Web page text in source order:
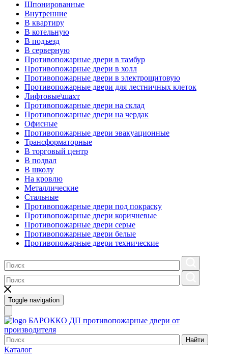
Шпонированные
Внутренние
В квартиру
В котельную
В подъезд
В серверную
Противопожарные двери в тамбур
Противопожарные двери в холл
Противопожарные двери в электрощитовую
Противопожарные двери для лестничных клеток
Лифтовые\шахт
Противопожарные двери на склад
Противопожарные двери на чердак
Офисные
Противопожарные двери эвакуационные
Трансформаторные
В торговый центр
В подвал
В школу
На кровлю
Металлические
Стальные
Противопожарные двери под покраску
Противопожарные двери коричневые
Противопожарные двери серые
Противопожарные двери белые
Противопожарные двери технические
Toggle navigation
БАРОККО ДП противопожарные двери от
производителя
Найти
Каталог